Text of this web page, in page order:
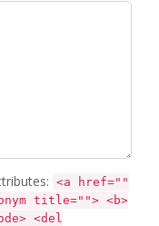
<a href=""
title=""> <b>
<del